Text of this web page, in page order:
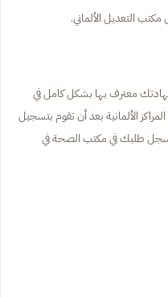
التعديل الألماني.
معترف بها بشكل كامل في
الألمانية بعد أن تقوم بتسجيل
طلبك في مكتب الصحة في